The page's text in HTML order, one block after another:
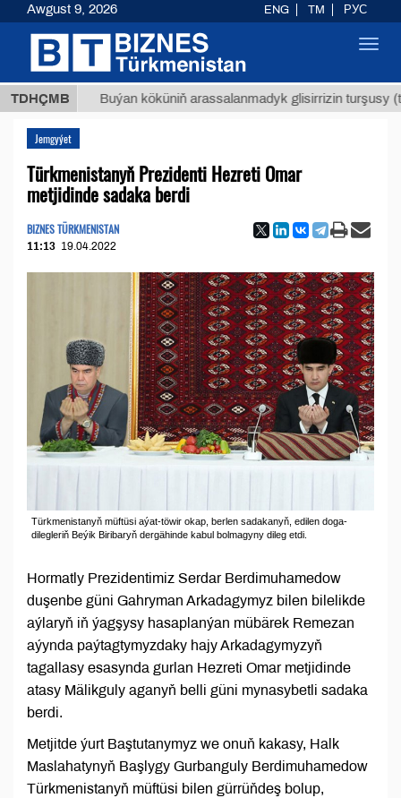
TDHÇMBBuýan köküniň arassalanmadyk glisirrizin turşusy (t.)
Jemgyýet
Türkmenistanyň Prezidenti Hezreti Omar
metjidinde sadaka berdi
BIZNES TÜRKMENISTAN
11:13 19.04.2022
Türkmenistanyň müftüsi aýat-töwir okap, berlen sadakanyň, edilen doga-
dilegleriň Beýik Biribaryň dergähinde kabul bolmagyny dileg etdi.
Hormatly Prezidentimiz Serdar Berdimuhamedow
duşenbe güni Gahryman Arkadagymyz bilen bilelikde
aýlaryň iň ýagşysy hasaplanýan mübärek Remezan
aýynda paýtagtymyzdaky hajy Arkadagymyzyň
tagallasy esasynda gurlan Hezreti Omar metjidinde
atasy Mälikguly aganyň belli güni mynasybetli sadaka
berdi.
Metjitde ýurt Baştutanymyz we onuň kakasy, Halk
Maslahatynyň Başlygy Gurbanguly Berdimuhamedow
Türkmenistanyň müftüsi bilen gürrüňdeş bolup,
Awgust 9, 2026 ENG TM РУС